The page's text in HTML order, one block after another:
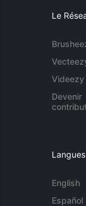
Le
Videezy
Devenir
Langues
English
Español